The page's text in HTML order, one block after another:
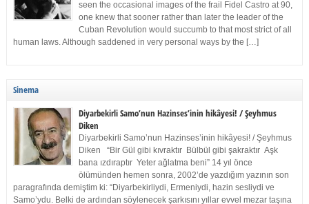
seen the occasional images of the frail Fidel Castro at 90,
one knew that sooner rather than later the leader of the
Cuban Revolution would succumb to that most strict of all
human laws. Although saddened in very personal ways by the […]
Sinema
Diyarbekirli Samo’nun Hazinses’inin hikâyesi! / Şeyhmus
Diken
Diyarbekirli Samo’nun Hazinses’inin hikâyesi! / Şeyhmus
Diken “Bir Gül gibi kıvraktır Bülbül gibi şakraktır Aşk
bana ızdıraptır Yeter ağlatma beni” 14 yıl önce
ölümünden hemen sonra, 2002’de yazdığım yazının son
paragrafında demiştim ki: “Diyarbekirliydi, Ermeniydi, hazin sesliydi ve
Samo’ydu. Belki de ardından söylenecek şarkısını yıllar evvel mezar taşına